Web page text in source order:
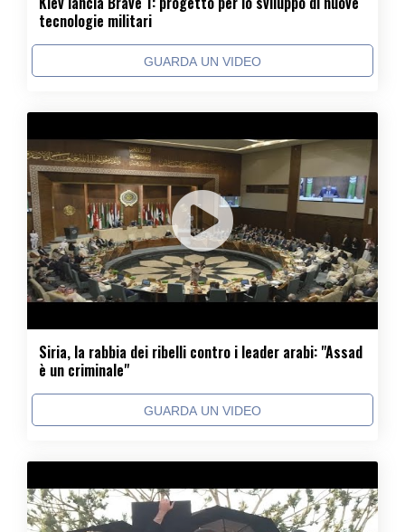
tecnologie militari
GUARDA UN VIDEO
Siria, la rabbia dei ribelli contro i leader arabi: "Assad
è un criminale"
GUARDA UN VIDEO